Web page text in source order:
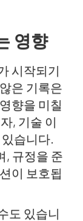
영향
시작되기
은 기록은
향을 미칠
, 기술 이
습니다.
, 규정을 준
이 보호됩
도 있습니